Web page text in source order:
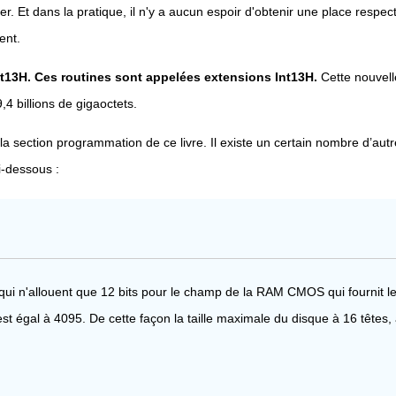
Et dans la pratique, il n'y a aucun espoir d'obtenir une place
Ces routines sont appelées extensions Int13H. Cette
billions de gigaoctets.
section programmation de ce livre. Il existe un certain nombre
dessous :
n'allouent que 12 bits pour le champ de la RAM CMOS qui fournit
égal à 4095. De cette façon la taille maximale du disque à 16